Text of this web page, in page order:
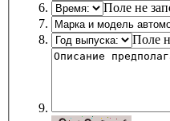
Поле не
Поле